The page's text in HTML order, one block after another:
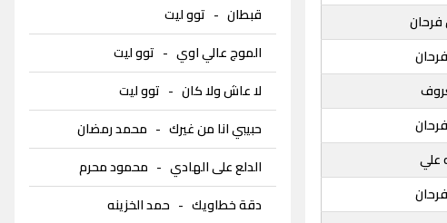
علي
قبطان- توو ليت
الموج عالي اوي- توو ليت
لا عاش ولا كان- توو ليت
حبيبي انا من غيرك- محمد رمضان
الدلع على الهادي- محمود محرم
دقة خطاويك- حمد الخزينه